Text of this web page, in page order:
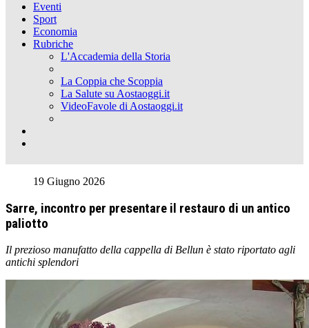
Eventi
Sport
Economia
Rubriche
L'Accademia della Storia
La Coppia che Scoppia
La Salute su Aostaoggi.it
VideoFavole di Aostaoggi.it
19 Giugno 2026
Sarre, incontro per presentare il restauro di un antico
paliotto
Il prezioso manufatto della cappella di Bellun è stato riportato agli
antichi splendori